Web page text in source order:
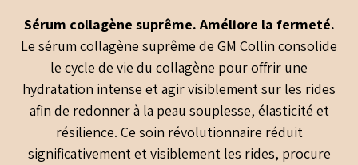
Sérum collagène suprême. Améliore la fermeté.
Le sérum collagène suprême de GM Collin consolide
le cycle de vie du collagène pour offrir une
hydratation intense et agir visiblement sur les rides
afin de redonner à la peau souplesse, élasticité et
résilience. Ce soin révolutionnaire réduit
significativement et visiblement les rides, procure